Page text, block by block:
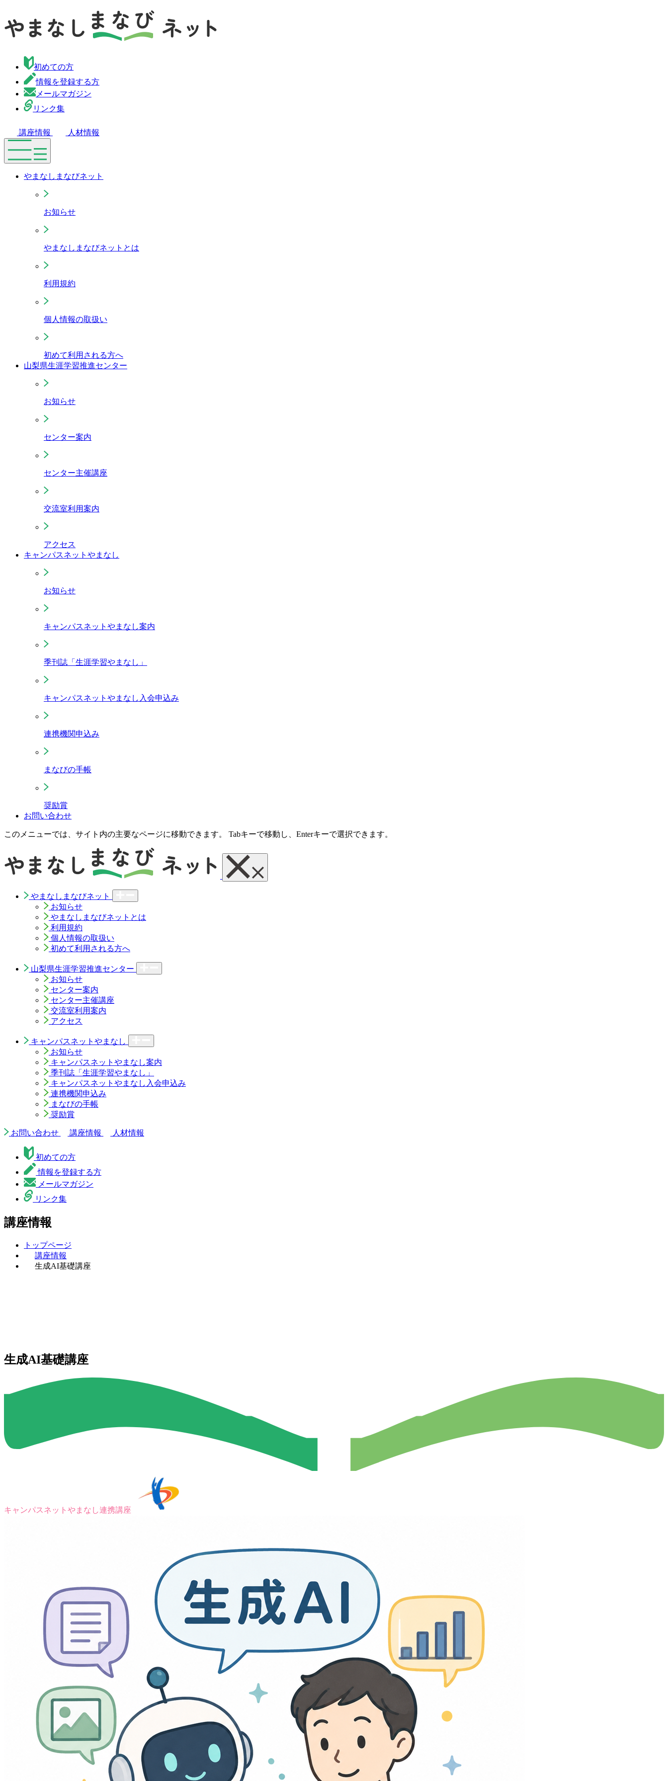
初めての方
情報を登録する方
メールマガジン
リンク集
講座情報 人材情報
やまなしまなびネット
お知らせ
やまなしまなびネットとは
利用規約
個人情報の取扱い
初めて利用される方へ
山梨県生涯学習推進センター
お知らせ
センター案内
センター主催講座
交流室利用案内
アクセス
キャンパスネットやまなし
お知らせ
キャンパスネットやまなし案内
季刊誌「生涯学習やまなし」
キャンパスネットやまなし入会申込み
連携機関申込み
まなびの手帳
奨励賞
お問い合わせ
このメニューでは、サイト内の主要なページに移動できます。 Tabキーで移動し、Enterキーで選択できます。
やまなしまなびネット
お知らせ
やまなしまなびネットとは
利用規約
個人情報の取扱い
初めて利用される方へ
山梨県生涯学習推進センター
お知らせ
センター案内
センター主催講座
交流室利用案内
アクセス
キャンパスネットやまなし
お知らせ
キャンパスネットやまなし案内
季刊誌「生涯学習やまなし」
キャンパスネットやまなし入会申込み
連携機関申込み
まなびの手帳
奨励賞
お問い合わせ 講座情報 人材情報
初めての方
情報を登録する方
メールマガジン
リンク集
講座情報
トップページ
講座情報
生成AI基礎講座
生成AI基礎講座
キャンパスネットやまなし連携講座